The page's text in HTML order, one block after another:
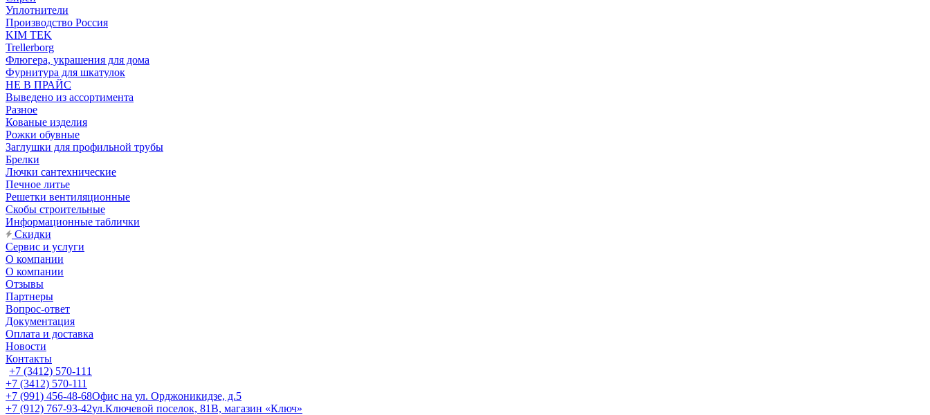
Уплотнители
Производство Россия
KIM TEK
Trellerborg
Флюгера, украшения для дома
Фурнитура для шкатулок
НЕ В ПРАЙС
Выведено из ассортимента
Разное
Кованые изделия
Рожки обувные
Заглушки для профильной трубы
Брелки
Лючки сантехнические
Печное литье
Решетки вентиляционные
Скобы строительные
Информационные таблички
Скидки
Сервис и услуги
О компании
О компании
Отзывы
Партнеры
Вопрос-ответ
Документация
Оплата и доставка
Новости
Контакты
+7 (3412) 570-111
+7 (3412) 570-111
+7 (991) 456-48-68Офис на ул. Орджоникидзе, д.5
+7 (912) 767-93-42ул.Ключевой поселок, 81В, магазин «Ключ»